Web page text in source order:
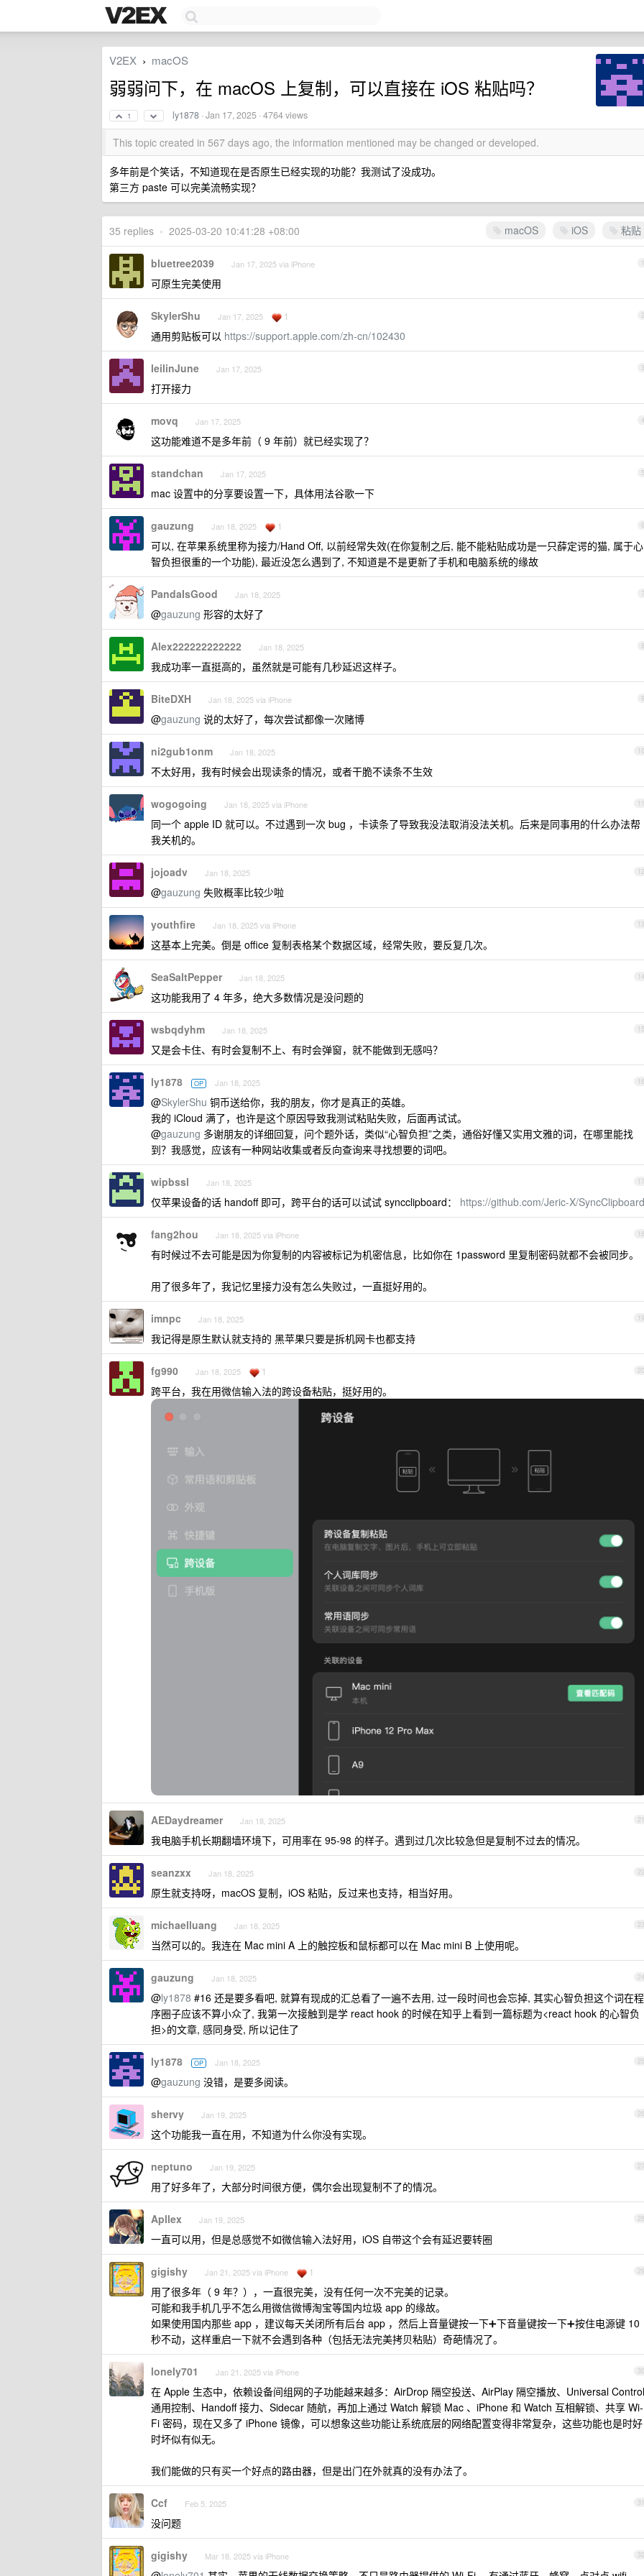
V2EX › macOS
弱弱问下，在 macOS 上复制，可以直接在 iOS 粘贴吗？
1 ly1878 ·Jan 17, 2025 · 4764 views
This topic created in 567 days ago, the information mentioned may be changed or developed.
多年前是个笑话，不知道现在是否原生已经实现的功能？我测试了没成功。
第三方 paste 可以完美流畅实现？
macOS iOS 粘贴
35 replies • 2025-03-20 10:41:28 +08:00
1
bluetree2039 Jan 17, 2025 via iPhone
可原生完美使用
2
SkylerShu Jan 17, 2025 1
通用剪贴板可以 https://support.apple.com/zh-cn/102430
3
leilinJune Jan 17, 2025
打开接力
4
movq Jan 17, 2025
这功能难道不是多年前（ 9 年前）就已经实现了？
5
standchan Jan 17, 2025
mac 设置中的分享要设置一下，具体用法谷歌一下
6
gauzung Jan 18, 2025 1
可以, 在苹果系统里称为接力/Hand Off, 以前经常失效(在你复制之后, 能不能粘贴成功是一只薛定谔的猫, 属于心
智负担很重的一个功能), 最近没怎么遇到了, 不知道是不是更新了手机和电脑系统的缘故
7
PandaIsGood Jan 18, 2025
@gauzung 形容的太好了
8
Alex222222222222 Jan 18, 2025
我成功率一直挺高的，虽然就是可能有几秒延迟这样子。
9
BiteDXH Jan 18, 2025 via iPhone
@gauzung 说的太好了，每次尝试都像一次赌博
10
ni2gub1onm Jan 18, 2025
不太好用，我有时候会出现读条的情况，或者干脆不读条不生效
11
wogogoing Jan 18, 2025 via iPhone
同一个 apple ID 就可以。不过遇到一次 bug ，卡读条了导致我没法取消没法关机。后来是同事用的什么办法帮
我关机的。
12
jojoadv Jan 18, 2025
@gauzung 失败概率比较少啦
13
youthfire Jan 18, 2025 via iPhone
这基本上完美。倒是 office 复制表格某个数据区域，经常失败，要反复几次。
14
SeaSaltPepper Jan 18, 2025
这功能我用了 4 年多，绝大多数情况是没问题的
15
wsbqdyhm Jan 18, 2025
又是会卡住、有时会复制不上、有时会弹窗，就不能做到无感吗？
16
ly1878 OP Jan 18, 2025
@SkylerShu 铜币送给你，我的朋友，你才是真正的英雄。
我的 iCloud 满了，也许是这个原因导致我测试粘贴失败，后面再试试。
@gauzung 多谢朋友的详细回复，问个题外话，类似“心智负担”之类，通俗好懂又实用文雅的词，在哪里能找
到？我感觉，应该有一种网站收集或者反向查询来寻找想要的词吧。
17
wipbssl Jan 18, 2025
仅苹果设备的话 handoff 即可，跨平台的话可以试试 syncclipboard： https://github.com/Jeric-X/SyncClipboard
18
fang2hou Jan 18, 2025 via iPhone
有时候过不去可能是因为你复制的内容被标记为机密信息，比如你在 1password 里复制密码就都不会被同步。
用了很多年了，我记忆里接力没有怎么失败过，一直挺好用的。
19
imnpc Jan 18, 2025
我记得是原生默认就支持的 黑苹果只要是拆机网卡也都支持
20
fg990 Jan 18, 2025 1
跨平台，我在用微信输入法的跨设备粘贴，挺好用的。
21
AEDaydreamer Jan 18, 2025
我电脑手机长期翻墙环境下，可用率在 95-98 的样子。遇到过几次比较急但是复制不过去的情况。
22
seanzxx Jan 18, 2025
原生就支持呀，macOS 复制，iOS 粘贴，反过来也支持，相当好用。
23
michaelluang Jan 18, 2025
当然可以的。我连在 Mac mini A 上的触控板和鼠标都可以在 Mac mini B 上使用呢。
24
gauzung Jan 18, 2025
@ly1878 #16 还是要多看吧, 就算有现成的汇总看了一遍不去用, 过一段时间也会忘掉, 其实心智负担这个词在程
序圈子应该不算小众了, 我第一次接触到是学 react hook 的时候在知乎上看到一篇标题为<react hook 的心智负
担>的文章, 感同身受, 所以记住了
25
ly1878 OP Jan 18, 2025
@gauzung 没错，是要多阅读。
26
shervy Jan 19, 2025
这个功能我一直在用，不知道为什么你没有实现。
27
neptuno Jan 19, 2025
用了好多年了，大部分时间很方便，偶尔会出现复制不了的情况。
28
Apllex Jan 19, 2025
一直可以用，但是总感觉不如微信输入法好用，iOS 自带这个会有延迟要转圈
29
gigishy Jan 21, 2025 via iPhone 1
用了很多年（ 9 年？），一直很完美，没有任何一次不完美的记录。
可能和我手机几乎不怎么用微信微博淘宝等国内垃圾 app 的缘故。
如果使用国内那些 app ，建议每天关闭所有后台 app ，然后上音量键按一下➕下音量键按一下➕按住电源键 10
秒不动，这样重启一下就不会遇到各种（包括无法完美拷贝粘贴）奇葩情况了。
30
lonely701 Jan 21, 2025 via iPhone
在 Apple 生态中，依赖设备间组网的子功能越来越多：AirDrop 隔空投送、AirPlay 隔空播放、Universal Control
通用控制、Handoff 接力、Sidecar 随航，再加上通过 Watch 解锁 Mac 、iPhone 和 Watch 互相解锁、共享 Wi-
Fi 密码，现在又多了 iPhone 镜像，可以想象这些功能让系统底层的网络配置变得非常复杂，这些功能也是时好
时坏似有似无。
我们能做的只有买一个好点的路由器，但是出门在外就真的没有办法了。
31
Ccf Feb 5, 2025
没问题
32
gigishy Mar 18, 2025 via iPhone